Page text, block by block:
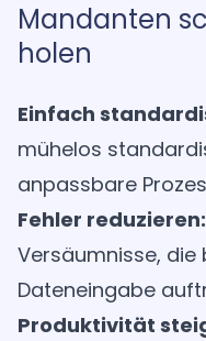
Mandanten
holen
Einfach
mühelos
anpassbare
Fehler reduzieren:
Versäumnisse, die
Dateneingabe
Produktivität